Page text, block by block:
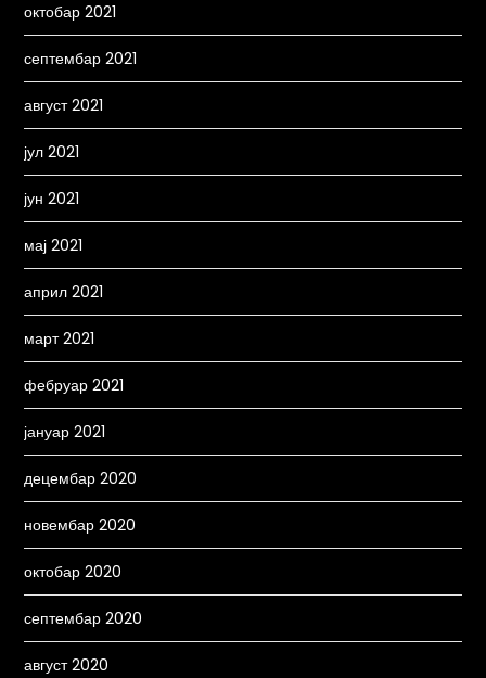
октобар 2021
септембар 2021
август 2021
јул 2021
јун 2021
мај 2021
април 2021
март 2021
фебруар 2021
јануар 2021
децембар 2020
новембар 2020
октобар 2020
септембар 2020
август 2020